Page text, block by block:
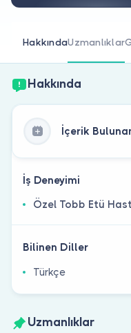
HakkındaUzmanlıklar
Hakkında
İçerik
İş Deneyimi
Özel Tobb Etü
Bilinen Diller
Türkçe
Uzmanlıklar